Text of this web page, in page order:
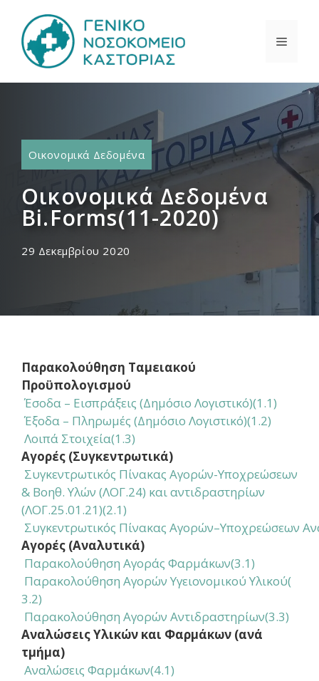
περιεχόμενο
Οικονομικά Δεδομένα
Οικονομικά Δεδομένα
Bi.Forms(11-2020)
29 Δεκεμβρίου 2020
Παρακολούθηση Ταμειακού
Προϋπολογισμού
Έσοδα – Εισπράξεις (Δημόσιο Λογιστικό)(1.1)
Έξοδα – Πληρωμές (Δημόσιο Λογιστικό)(1.2)
Λοιπά Στοιχεία(1.3)
Αγορές (Συγκεντρωτικά)
Συγκεντρωτικός Πίνακας Αγορών-Υποχρεώσεων
& Βοηθ. Υλών (ΛΟΓ.24) και αντιδραστηρίων
(ΛΟΓ.25.01.21)(2.1)
Συγκεντρωτικός Πίνακας Αγορών–Υποχρεώσεων
Αγορές (Αναλυτικά)
Παρακολούθηση Αγοράς Φαρμάκων(3.1)
Παρακολούθηση Αγορών Υγειονομικού Υλικού(
3.2)
Παρακολούθηση Αγορών Αντιδραστηρίων(3.3)
Αναλώσεις Υλικών και Φαρμάκων (ανά
τμήμα)
Αναλώσεις Φαρμάκων(4.1)